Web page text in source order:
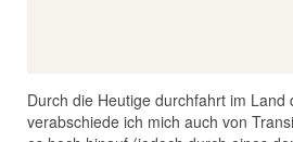
Durch die Heutige durchfahrt im Land
verabschiede ich mich auch von